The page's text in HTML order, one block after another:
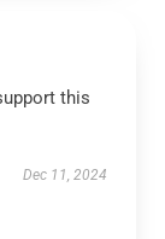
this
Dec 11, 2024